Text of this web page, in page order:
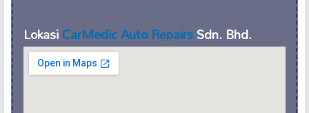
LokasiCarMedic Auto RepairsSdn. Bhd.